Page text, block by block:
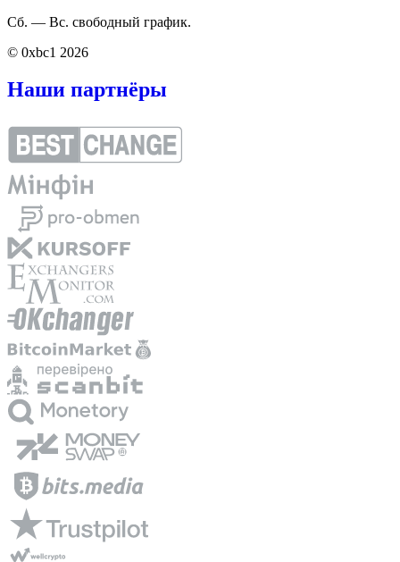
Сб. — Вс. свободный график.
© 0xbc1 2026
Наши партнёры